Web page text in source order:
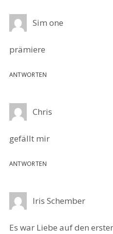
Sim one
prämiere
ANTWORTEN
Chris
gefällt mir
ANTWORTEN
Iris Schember
Es war Liebe auf den